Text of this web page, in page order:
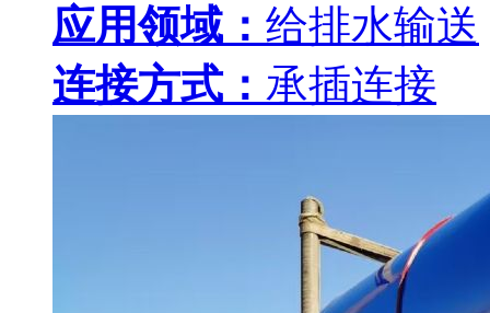
应用领域： 给排水输送
连接方式： 承插连接